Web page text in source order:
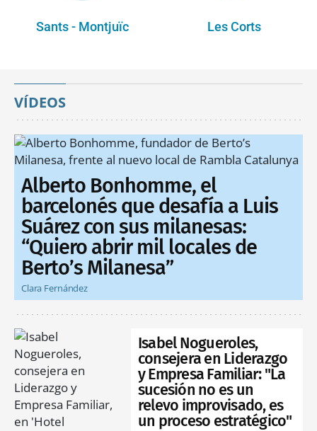
Sants - Montjuïc Les Corts
VÍDEOS
Alberto Bonhomme, el
barcelonés que desafía a Luis
Suárez con sus milanesas:
“Quiero abrir mil locales de
Berto’s Milanesa”
Clara Fernández
Isabel Nogueroles,
consejera en Liderazgo
y Empresa Familiar: "La
sucesión no es un
relevo improvisado, es
un proceso estratégico"